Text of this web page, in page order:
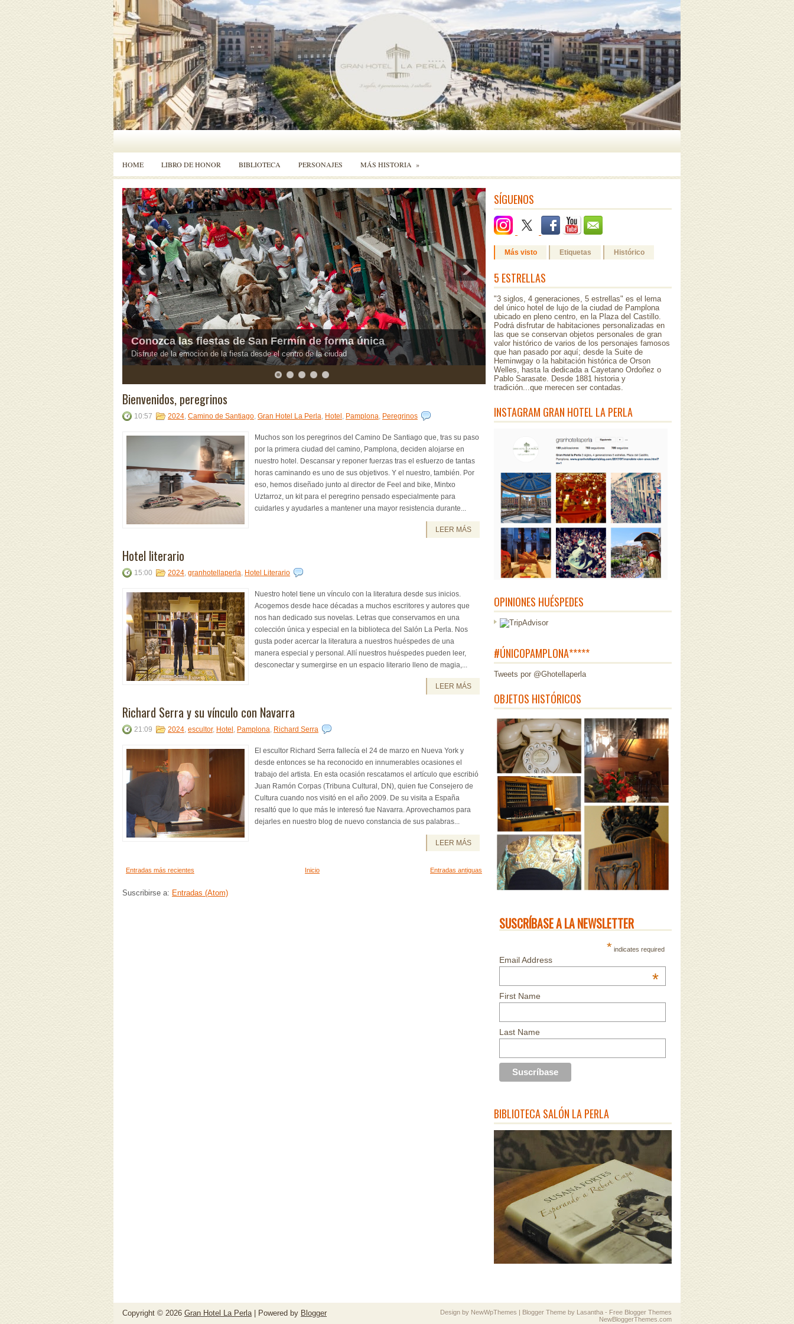
HOME LIBRO DE HONOR BIBLIOTECA PERSONAJES MÁS HISTORIA »
Habitaciones Históricas
Estancias dedicadas a personajes como Víctor Eusa, Hemingway, Pablo Sarasate, Orson Welles o
Manolete
Bienvenidos, peregrinos
10:57 2024, Camino de Santiago, Gran Hotel La Perla, Hotel , Pamplona, Peregrinos
Muchos son los peregrinos del Camino De Santiago que, tras su paso
por la primera ciudad del camino, Pamplona, deciden alojarse en
nuestro hotel. Descansar y reponer fuerzas tras el esfuerzo de tantas
horas caminando es uno de sus objetivos. Y el nuestro, también. Por
eso, hemos diseñado junto al director de Feel and bike, Mintxo
Uztarroz, un kit para el peregrino pensado especialmente para
cuidarles y ayudarles a mantener una mayor resistencia durante...
LEER MÁS
Hotel literario
15:00 2024, granhotellaperla, Hotel Literario
Nuestro hotel tiene un vínculo con la literatura desde sus inicios.
Acogemos desde hace décadas a muchos escritores y autores que
nos han dedicado sus novelas. Letras que conservamos en una
colección única y especial en la biblioteca del Salón La Perla. Nos
gusta poder acercar la literatura a nuestros huéspedes de una
manera especial y personal. Allí nuestros huéspedes pueden leer,
desconectar y sumergirse en un espacio literario lleno de magia,...
LEER MÁS
Richard Serra y su vínculo con Navarra
21:09 2024, escultor, Hotel , Pamplona, Richard Serra
El escultor Richard Serra fallecía el 24 de marzo en Nueva York y
desde entonces se ha reconocido en innumerables ocasiones el
trabajo del artista. En esta ocasión rescatamos el artículo que escribió
Juan Ramón Corpas (Tribuna Cultural, DN), quien fue Consejero de
Cultura cuando nos visitó en el año 2009. De su visita a España
resaltó que lo que más le interesó fue Navarra. Aprovechamos para
dejarles en nuestro blog de nuevo constancia de sus palabras...
LEER MÁS
Entradas más recientes Entradas antiguas
Inicio
Suscribirse a: Entradas (Atom)
SÍGUENOS
Más visto Etiquetas Histórico
5 ESTRELLAS
"3 siglos, 4 generaciones, 5 estrellas" es el lema
del único hotel de lujo de la ciudad de Pamplona
ubicado en pleno centro, en la Plaza del Castillo.
Podrá disfrutar de habitaciones personalizadas en
las que se conservan objetos personales de gran
valor histórico de varios de los personajes famosos
que han pasado por aquí; desde la Suite de
Heminwgay o la habitación histórica de Orson
Welles, hasta la dedicada a Cayetano Ordoñez o
Pablo Sarasate. Desde 1881 historia y
tradición...que merecen ser contadas.
INSTAGRAM GRAN HOTEL LA PERLA
OPINIONES HUÉSPEDES
#ÚNICOPAMPLONA*****
Tweets por @Ghotellaperla
OBJETOS HISTÓRICOS
SUSCRÍBASE A LA NEWSLETTER
* indicates required
Email Address
*
First Name
Last Name
BIBLIOTECA SALÓN LA PERLA
Copyright © 2026 Gran Hotel La Perla| Powered by Blogger Design by NewWpThemes | Blogger Theme by Lasantha - Free Blogger Themes
NewBloggerThemes.com